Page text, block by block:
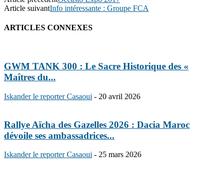
Article suivantInfo intéressante : Groupe FCA
ARTICLES CONNEXES
GWM TANK 300 : Le Sacre Historique des «
Maîtres du...
Iskander le reporter Casaoui - 20 avril 2026
Rallye Aïcha des Gazelles 2026 : Dacia Maroc
dévoile ses ambassadrices...
Iskander le reporter Casaoui - 25 mars 2026